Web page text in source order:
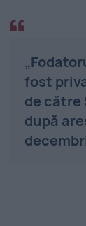
fost
de către
după